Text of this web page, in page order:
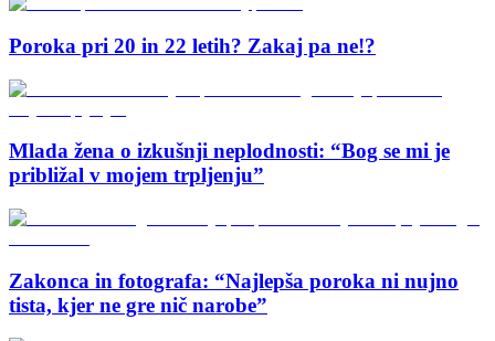
Poroka pri 20 in 22 letih? Zakaj pa ne!?
Mlada žena o izkušnji neplodnosti: “Bog se mi je
približal v mojem trpljenju”
Zakonca in fotografa: “Najlepša poroka ni nujno
tista, kjer ne gre nič narobe”